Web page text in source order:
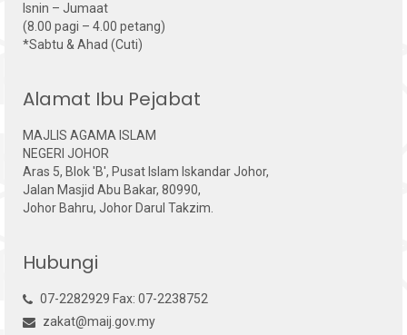
Isnin – Jumaat
(8.00 pagi – 4.00 petang)
*Sabtu & Ahad (Cuti)
Alamat Ibu Pejabat
MAJLIS AGAMA ISLAM
NEGERI JOHOR
Aras 5, Blok 'B', Pusat Islam Iskandar Johor,
Jalan Masjid Abu Bakar, 80990,
Johor Bahru, Johor Darul Takzim.
Hubungi
07-2282929 Fax: 07-2238752
zakat@maij.gov.my